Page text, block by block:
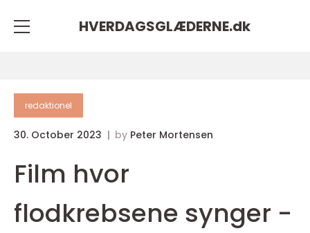
HVERDAGSGLÆDERNE.dk
redaktionel
30. October 2023 by Peter Mortensen
Film hvor
flodkrebsene synger -